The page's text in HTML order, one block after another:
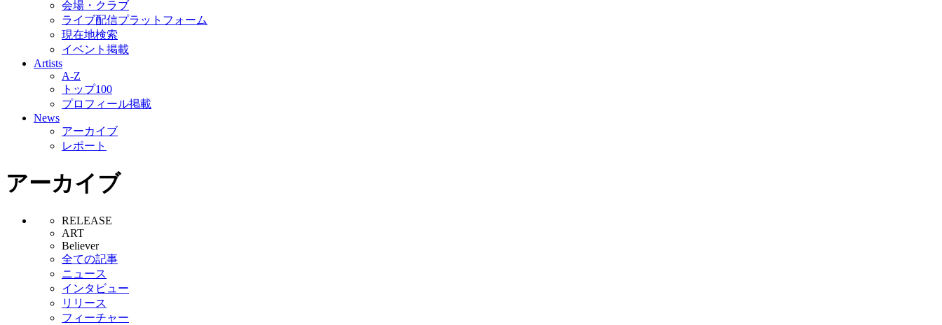
会場・クラブ
ライブ配信プラットフォーム
現在地検索
イベント掲載
Artists
A-Z
トップ100
プロフィール掲載
News
アーカイブ
レポート
アーカイブ
RELEASE
ART
Believer
全ての記事
ニュース
インタビュー
リリース
フィーチャー